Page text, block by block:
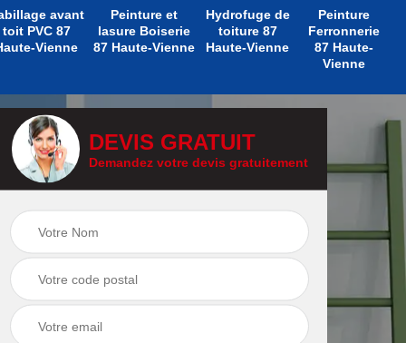
avant
toit PVC 87
Vienne
Peinture et
lasure Boiserie
87 Haute-Vienne
Hydrofuge de
toiture 87
Haute-Vienne
Peinture
Ferronnerie
87 Haute-
Vienne
Peinture Extérieure
87 Haute-Vienne
Ferronnerie 87
Haute-Vienne
DEVIS GRATUIT
Demandez votre devis gratuitement